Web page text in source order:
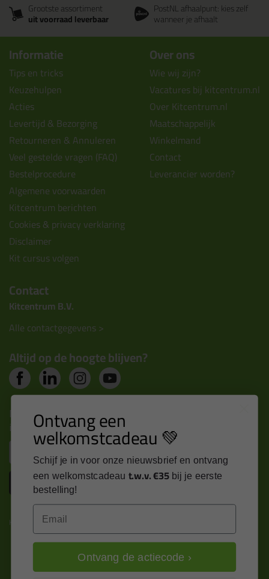
Grootste assortiment
uit voorraad leverbaar
PostNL afhaalpunt: kies zelf
wanneer je afhaalt
Informatie
Tips en tricks
Keuzehulpen
Acties
Levertijd & Bezorging
Retourneren & Annuleren
Veel gestelde vragen (FAQ)
Bestelprocedure
Algemene voorwaarden
Kitcentrum berichten
Cookies & privacy verklaring
Disclaimer
Kit cursus volgen
Over ons
Wie wij zijn?
Vacatures bij kitcentrum.nl
Over Kitcentrum.nl
Maatschappelijk
Winkelmand
Contact
Leverancier worden?
Contact
Kitcentrum B.V.
Alle contactgegevens >
Altijd op de hoogte blijven?
Nieuws, tips en exclusieve deals rechtstreeks in je
inbox
Inschrijven
Kitcentrum is trots op:
Ontvang een
welkomstcadeau 💚
Schijf je in voor onze nieuwsbrief en ontvang
een welkomstcadeau t.w.v. €35 bij je eerste
bestelling!
Email
Ontvang de actiecode ›